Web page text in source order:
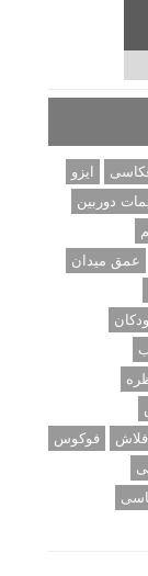
ایزو
دوربین
عمق میدان
فلاش
فوکوس